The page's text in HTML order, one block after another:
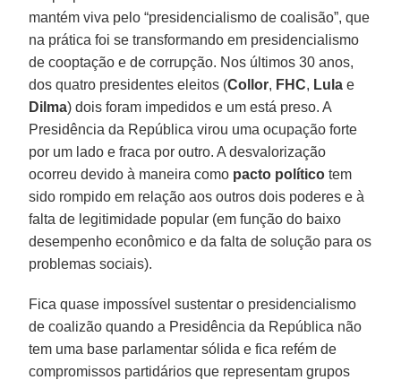
mantém viva pelo “presidencialismo de coalisão”, que
na prática foi se transformando em presidencialismo
de cooptação e de corrupção. Nos últimos 30 anos,
dos quatro presidentes eleitos (Collor, FHC, Lula e
Dilma) dois foram impedidos e um está preso. A
Presidência da República virou uma ocupação forte
por um lado e fraca por outro. A desvalorização
ocorreu devido à maneira como pacto político tem
sido rompido em relação aos outros dois poderes e à
falta de legitimidade popular (em função do baixo
desempenho econômico e da falta de solução para os
problemas sociais).
Fica quase impossível sustentar o presidencialismo
de coalizão quando a Presidência da República não
tem uma base parlamentar sólida e fica refém de
compromissos partidários que representam grupos